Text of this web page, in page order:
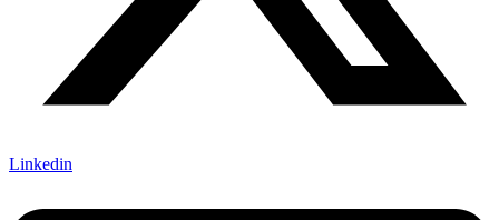
Linkedin